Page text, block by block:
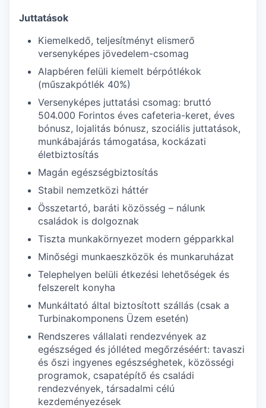
Juttatások
Kiemelkedő, teljesítményt elismerő
versenyképes jövedelem-csomag
Alapbéren felüli kiemelt bérpótlékok
(műszakpótlék 40%)
Versenyképes juttatási csomag: bruttó
504.000 Forintos éves cafeteria-keret, éves
bónusz, lojalitás bónusz, szociális juttatások,
munkábajárás támogatása, kockázati
életbiztosítás
Magán egészségbiztosítás
Stabil nemzetközi háttér
Összetartó, baráti közösség – nálunk
családok is dolgoznak
Tiszta munkakörnyezet modern gépparkkal
Minőségi munkaeszközök és munkaruházat
Telephelyen belüli étkezési lehetőségek és
felszerelt konyha
Munkáltató által biztosított szállás (csak a
Turbinakomponens Üzem esetén)
Rendszeres vállalati rendezvények az
egészséged és jólléted megőrzéséért: tavaszi
és őszi ingyenes egészséghetek, közösségi
programok, csapatépítő és családi
rendezvények, társadalmi célú
kezdeményezések